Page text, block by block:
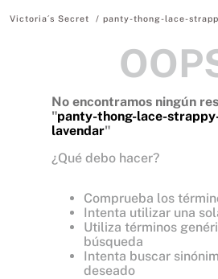
panty-thong-lace-
No encontramos ningún
"panty-thong-lace-
lavendar"
¿Qué debo hacer?
Comprueba los
Intenta utilizar una
Utiliza términos
búsqueda
Intenta buscar
deseado